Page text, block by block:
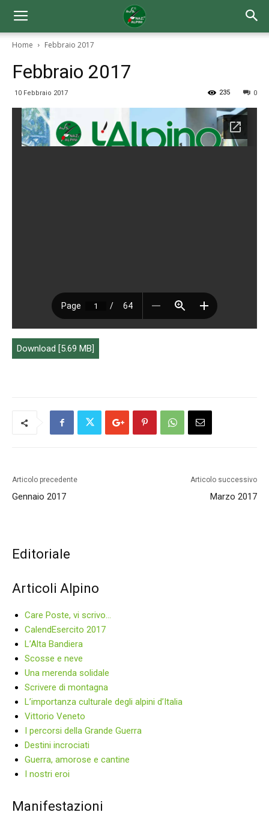
Home Febbraio 2017
Febbraio 2017
10 Febbraio 2017 0
235
Download [5.69 MB]
Articolo precedente
Gennaio 2017
Articolo successivo
Marzo 2017
Editoriale
Articoli Alpino
Care Poste, vi scrivo…
CalendEsercito 2017
L’Alta Bandiera
Scosse e neve
Una merenda solidale
Scrivere di montagna
L’importanza culturale degli alpini d’Italia
Vittorio Veneto
I percorsi della Grande Guerra
Destini incrociati
Guerra, amorose e cantine
I nostri eroi
Manifestazioni